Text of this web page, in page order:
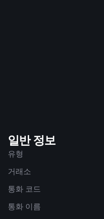
일반 정보
유형
거래소
통화 코드
통화 이름